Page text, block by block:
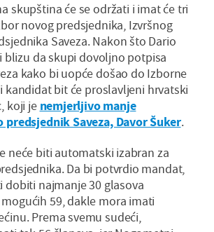
skupština će se održati i imat će tri
novog predsjednika, Izvršnog
Saveza. Nakon što Dario
blizu da skupi dovoljno potpisa
kako bi uopće došao do Izborne
kandidat bit će proslavljeni hrvatski
koji je nemjerljivo manje
predsjednik Saveza, Davor Šuker.
neće biti automatski izabran za
Da bi potvrdio mandat,
dobiti najmanje 30 glasova
59, dakle mora imati
Prema svemu sudeći,